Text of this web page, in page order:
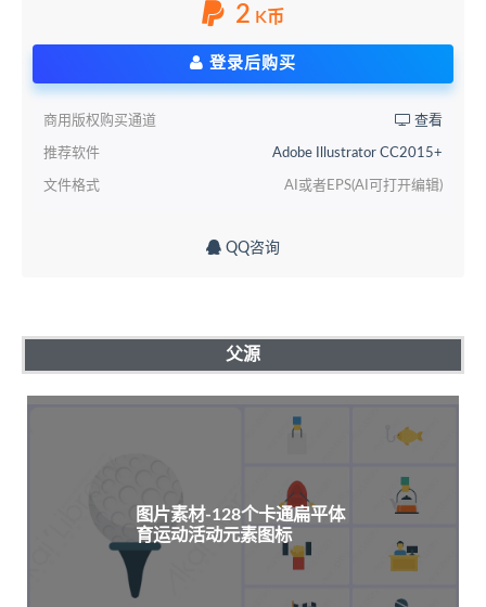
2 K币
登录后购买
商用版权购买通道 查看
推荐软件 Adobe Illustrator CC2015+
文件格式 AI或者EPS(AI可打开编辑)
QQ咨询
父源
图片素材-128个卡通扁平体
育运动活动元素图标